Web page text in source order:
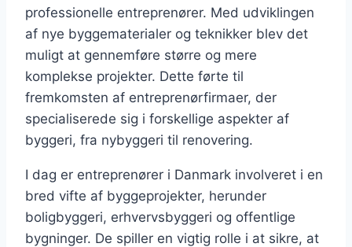
professionelle entreprenører. Med udviklingen
af nye byggematerialer og teknikker blev det
muligt at gennemføre større og mere
komplekse projekter. Dette førte til
fremkomsten af entreprenørfirmaer, der
specialiserede sig i forskellige aspekter af
byggeri, fra nybyggeri til renovering.
I dag er entreprenører i Danmark involveret i en
bred vifte af byggeprojekter, herunder
boligbyggeri, erhvervsbyggeri og offentlige
bygninger. De spiller en vigtig rolle i at sikre, at